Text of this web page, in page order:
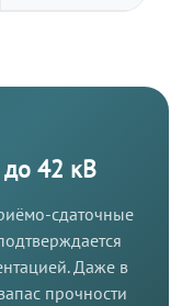
42 кВ
сдаточные
Даже в
прочности